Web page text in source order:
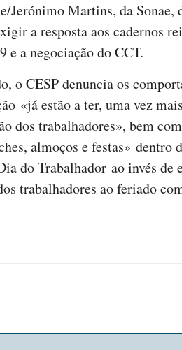
Jerónimo Martins, da Sonae,
a resposta aos cadernos
e a negociação do CCT.
o CESP denuncia os
«já estão a ter, uma vez
dos trabalhadores», bem
almoços e festas» dentro
do Trabalhador ao invés de
trabalhadores ao feriado